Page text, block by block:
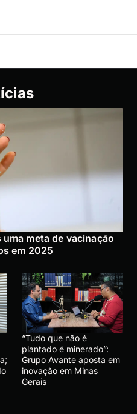
meta de vacinação
em 2025
“Tudo que não é
plantado é minerado”:
Grupo Avante aposta em
inovação em Minas
Gerais